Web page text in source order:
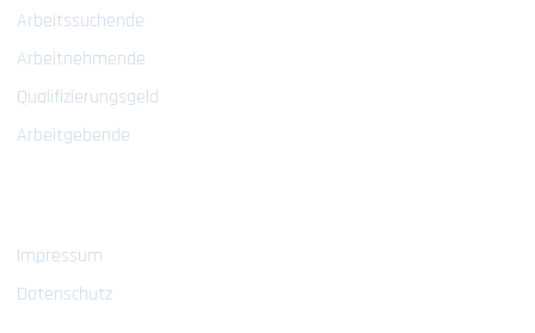
Arbeitssuchende
Arbeitnehmende
Qualifizierungsgeld
Arbeitgebende
Impressum
Datenschutz